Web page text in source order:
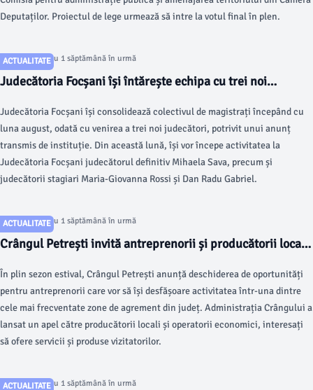
Deputaților. Proiectul de lege urmează să intre la votul final în plen.
ACTUALITATE
Articol postat cu 1 săptămână în urmă
Judecătoria Focșani își întărește echipa cu trei noi
Judecătoria Focșani își consolidează colectivul de magistrați începând cu
luna august, odată cu venirea a trei noi judecători, potrivit unui anunț
transmis de instituție. Din această lună, își vor începe activitatea la
Judecătoria Focșani judecătorul definitiv Mihaela Sava, precum și
judecătorii stagiari Maria-Giovanna Rossi și Dan Radu Gabriel.
ACTUALITATE
Articol postat cu 1 săptămână în urmă
Crângul Petrești invită antreprenorii și producătorii locali
agrement din Vrancea
În plin sezon estival, Crângul Petrești anunță deschiderea de oportunități
pentru antreprenorii care vor să își desfășoare activitatea într-una dintre
cele mai frecventate zone de agrement din județ. Administrația Crângului a
lansat un apel către producătorii locali și operatorii economici, interesați
să ofere servicii și produse vizitatorilor.
ACTUALITATE
Articol postat cu 1 săptămână în urmă